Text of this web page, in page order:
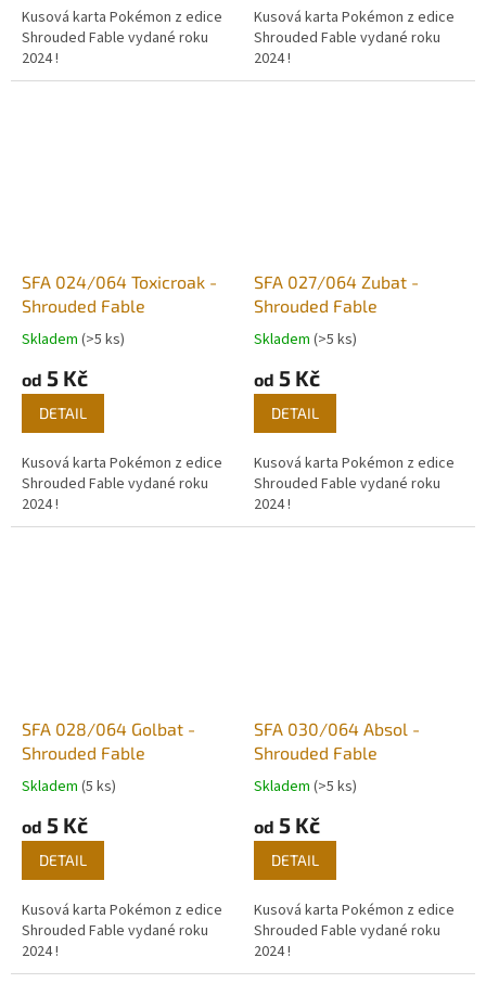
Kusová karta Pokémon z edice
Shrouded Fable vydané roku
2024 !
Kusová karta Pokémon z edice
Shrouded Fable vydané roku
2024 !
SFA 024/064 Toxicroak -
Shrouded Fable
Skladem (>5 ks)
od 5 Kč
DETAIL
Kusová karta Pokémon z edice
Shrouded Fable vydané roku
2024 !
SFA 027/064 Zubat -
Shrouded Fable
Skladem (>5 ks)
od 5 Kč
DETAIL
Kusová karta Pokémon z edice
Shrouded Fable vydané roku
2024 !
SFA 028/064 Golbat -
Shrouded Fable
Skladem (5 ks)
od 5 Kč
DETAIL
Kusová karta Pokémon z edice
Shrouded Fable vydané roku
2024 !
SFA 030/064 Absol -
Shrouded Fable
Skladem (>5 ks)
od 5 Kč
DETAIL
Kusová karta Pokémon z edice
Shrouded Fable vydané roku
2024 !